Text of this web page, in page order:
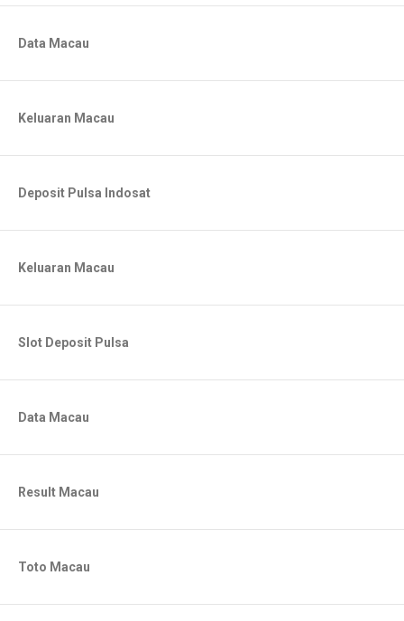
Data Macau
Keluaran Macau
Deposit Pulsa Indosat
Keluaran Macau
Slot Deposit Pulsa
Data Macau
Result Macau
Toto Macau